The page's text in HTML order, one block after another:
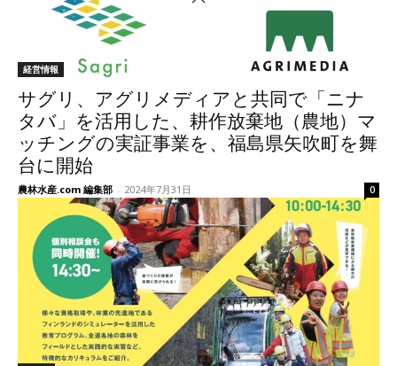
経営情報
サグリ、アグリメディアと共同で「ニナ
タバ」を活用した、耕作放棄地（農地）マ
ッチングの実証事業を、福島県矢吹町を舞
台に開始
農林水産.com 編集部 - 2024年7月31日 0